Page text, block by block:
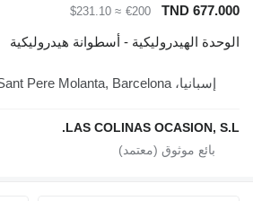
TND 677.000
€200
≈ $231.10
الوحدة الهيدروليكية - أسطوانة هيدروليكية
إسبانيا، Sant Pere Molanta, Barcelona
LAS COLINAS OCASION, S.L.